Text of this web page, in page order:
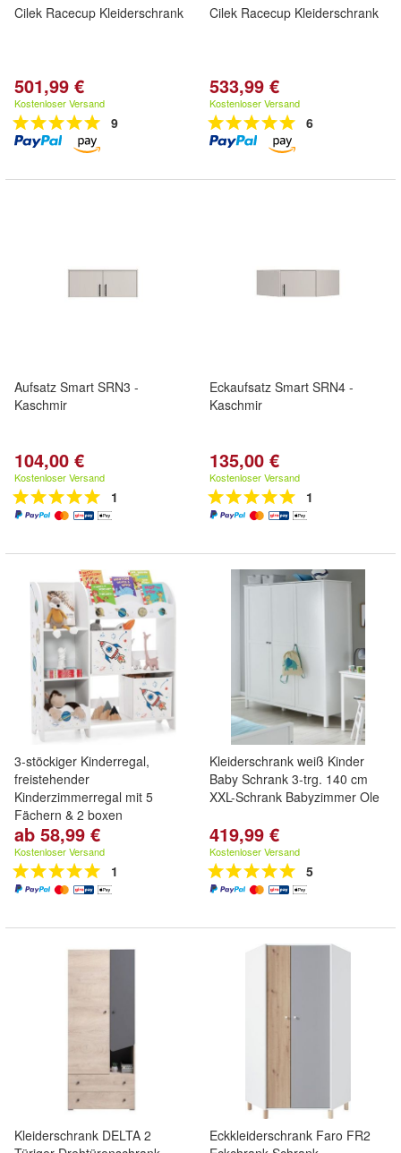
Cilek Racecup Kleiderschrank
501,99 €
Kostenloser Versand
9
Cilek Racecup Kleiderschrank
533,99 €
Kostenloser Versand
6
Aufsatz Smart SRN3 -
Kaschmir
104,00 €
Kostenloser Versand
1
Eckaufsatz Smart SRN4 -
Kaschmir
135,00 €
Kostenloser Versand
1
3-stöckiger Kinderregal,
freistehender
Kinderzimmerregal mit 5
Fächern & 2 boxen
ab 58,99 €
Kostenloser Versand
1
Kleiderschrank weiß Kinder
Baby Schrank 3-trg. 140 cm
XXL-Schrank Babyzimmer Ole
419,99 €
Kostenloser Versand
5
Kleiderschrank DELTA 2
Eckkleiderschrank Faro FR2